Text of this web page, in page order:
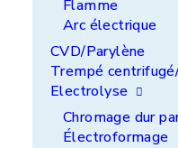
Flamme
Arc électrique
CVD/Parylène
Trempé
Electrolyse
Chromage dur
Électroformage
portées de
par projection de
spires.
Bénéfices
Remise au cote